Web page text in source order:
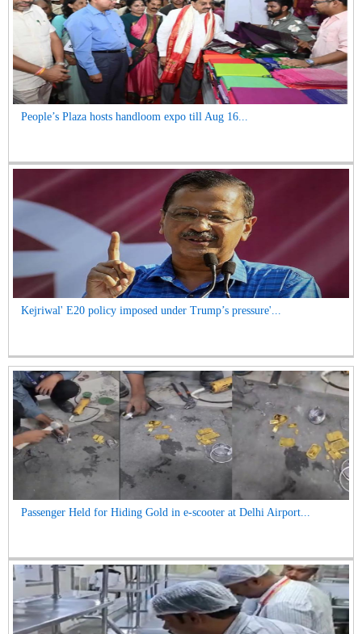
People’s Plaza hosts handloom expo till Aug 16...
Kejriwal' E20 policy imposed under Trump’s pressure'...
Passenger Held for Hiding Gold in e-scooter at Delhi Airport...